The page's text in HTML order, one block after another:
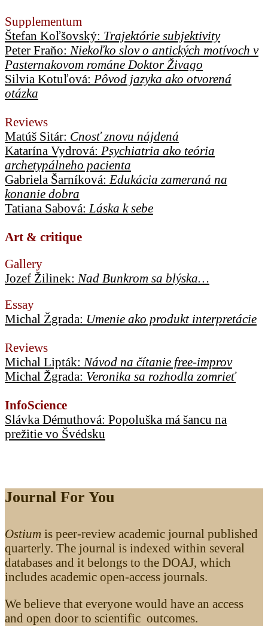
Supplementum
Štefan Koľšovský: Trajektórie subjektivity
Peter Fraňo: Niekoľko slov o antických motívoch v
Pasternakovom románe Doktor Živago
Silvia Kotuľová: Pôvod jazyka ako otvorená
otázka
Reviews
Matúš Sitár: Cnosť znovu nájdená
Katarína Vydrová: Psychiatria ako teória
archetypálneho pacienta
Gabriela Šarníková: Edukácia zameraná na
konanie dobra
Tatiana Sabová: Láska k sebe
Art & critique
Gallery
Jozef Žilinek: Nad Bunkrom sa blýska…
Essay
Michal Žgrada: Umenie ako produkt interpretácie
Reviews
Michal Lipták: Návod na čítanie free-improv
Michal Žgrada: Veronika sa rozhodla zomrieť
InfoScience
Slávka Démuthová: Popoluška má šancu na
prežitie vo Švédsku
Journal For You
Ostium is peer-review academic journal published
quarterly. The journal is indexed within several
databases and it belongs to the DOAJ, which
includes academic open-access journals.
We believe that everyone would have an access
and open door to scientific outcomes.